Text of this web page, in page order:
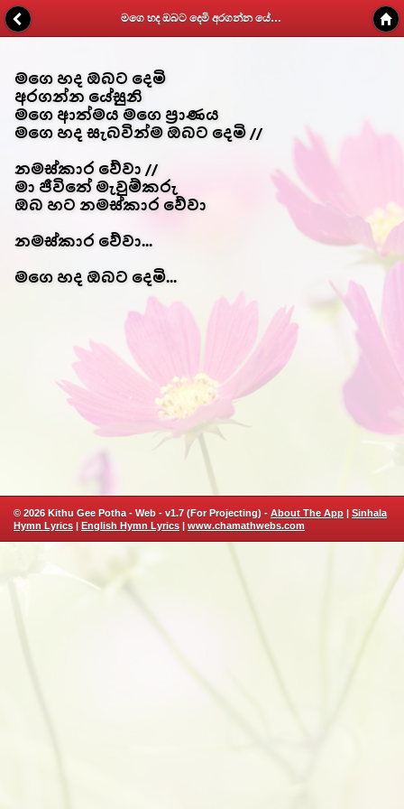
මගෙ හද ඔබට දෙමි අරගන්න යේසුනි - Kithunu Gee Potha - Web v1.7
මගෙ හද ඔබට දෙමි
අරගන්න යේසුනි
මගෙ ආත්මය මගෙ ප්‍රාණය
මගෙ හද සැබවින්ම ඔබට දෙමි //
නමස්කාර වේවා //
මා ජීවිතේ මැවුම්කරු
ඔබ හට නමස්කාර වේවා
නමස්කාර වේවා...
මගෙ හද ඔබට දෙමි...
© 2026 Kithu Gee Potha - Web - v1.7 (For Projecting) - About The App | Sinhala
Hymn Lyrics | English Hymn Lyrics | www.chamathwebs.com